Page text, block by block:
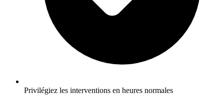
Privilégiez les interventions en heures normales